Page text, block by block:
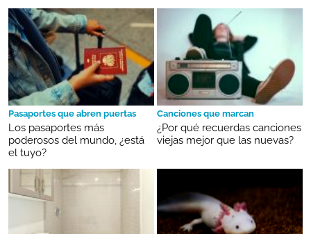
Pasaportes que abren puertas
Los pasaportes más
poderosos del mundo, ¿está
el tuyo?
Canciones que marcan
¿Por qué recuerdas canciones
viejas mejor que las nuevas?